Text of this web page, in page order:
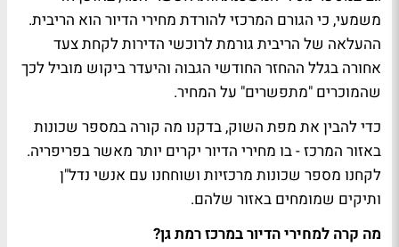
משמעי, כי הגורם המרכזי להורדת מחירי הדיור הוא הריבית.
ההעלאה של הריבית גורמת לרוכשי הדירות לקחת צעד
אחורה בגלל ההחזר החודשי הגבוה והיעדר ביקוש מוביל לכך
שהמוכרים "מתפשרים" על המחיר.
כדי להבין את מפת השוק, בדקנו מה קורה במספר שכונות
באזור המרכז - בו מחירי הדיור יקרים יותר מאשר בפריפריה.
לקחנו מספר שכונות מרכזיות ושוחחנו עם אנשי נדל"ן
ותיקים שמומחים באזור שלהם.
מה קרה למחירי הדיור במרכז רמת גן?